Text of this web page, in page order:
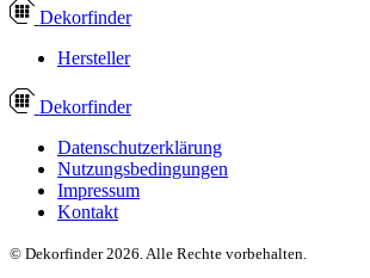
Dekorfinder
Hersteller
Dekorfinder
Datenschutzerklärung
Nutzungsbedingungen
Impressum
Kontakt
© Dekorfinder 2026. Alle Rechte vorbehalten.